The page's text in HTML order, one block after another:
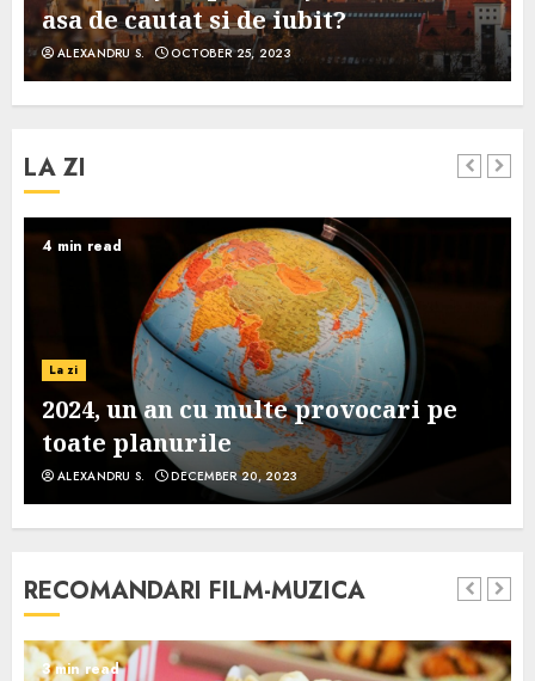
asa de cautat si de iubit?
ALEXANDRU S. OCTOBER 25, 2023
LA ZI
4 min read
La zi
2024, un an cu multe provocari pe
toate planurile
ALEXANDRU S. DECEMBER 20, 2023
RECOMANDARI FILM-MUZICA
3 min read